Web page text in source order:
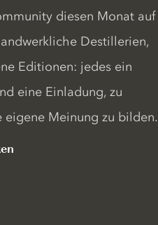
diesen Monat auf
Destillerien,
Editionen: jedes ein
eine Einladung, zu
Meinung zu bilden.